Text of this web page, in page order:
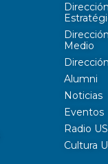
Medio
Alumni
Noticias
Eventos
Radio
Cultura